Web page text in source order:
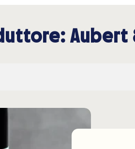
Aubert